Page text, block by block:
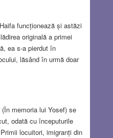
funcționează și astăzi
originală a primei
ea s-a pierdut în
lăsând în urmă doar
(În memoria lui Yosef) se
odată cu începuturile
locuitori, imigranți din